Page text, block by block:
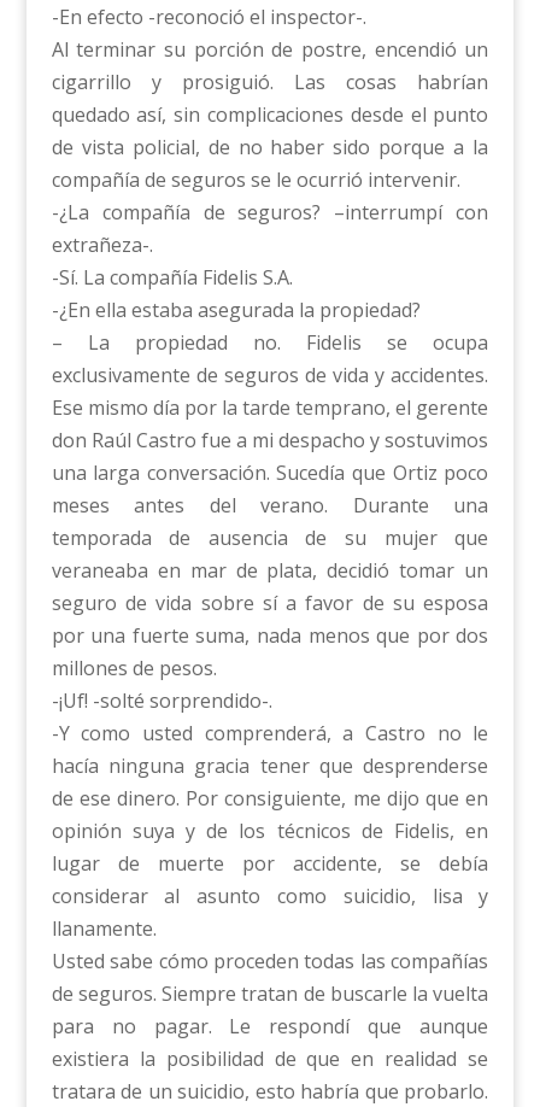
-En efecto -reconoció el inspector-.
Al terminar su porción de postre, encendió un
cigarrillo y prosiguió. Las cosas habrían
quedado así, sin complicaciones desde el punto
de vista policial, de no haber sido porque a la
compañía de seguros se le ocurrió intervenir.
-¿La compañía de seguros? –interrumpí con
extrañeza-.
-Sí. La compañía Fidelis S.A.
-¿En ella estaba asegurada la propiedad?
– La propiedad no. Fidelis se ocupa
exclusivamente de seguros de vida y accidentes.
Ese mismo día por la tarde temprano, el gerente
don Raúl Castro fue a mi despacho y sostuvimos
una larga conversación. Sucedía que Ortiz poco
meses antes del verano. Durante una
temporada de ausencia de su mujer que
veraneaba en mar de plata, decidió tomar un
seguro de vida sobre sí a favor de su esposa
por una fuerte suma, nada menos que por dos
millones de pesos.
-¡Uf! -solté sorprendido-.
-Y como usted comprenderá, a Castro no le
hacía ninguna gracia tener que desprenderse
de ese dinero. Por consiguiente, me dijo que en
opinión suya y de los técnicos de Fidelis, en
lugar de muerte por accidente, se debía
considerar al asunto como suicidio, lisa y
llanamente.
Usted sabe cómo proceden todas las compañías
de seguros. Siempre tratan de buscarle la vuelta
para no pagar. Le respondí que aunque
existiera la posibilidad de que en realidad se
tratara de un suicidio, esto habría que probarlo.